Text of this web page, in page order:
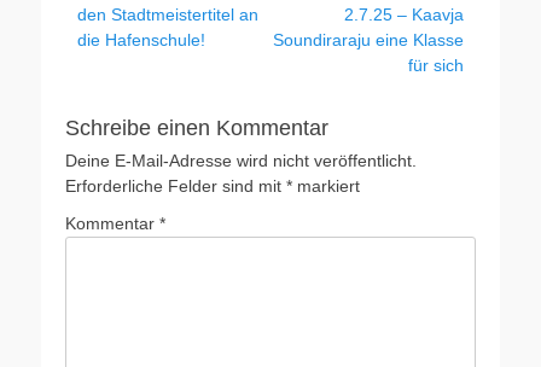
Beitrag:
den Stadtmeistertitel an
die Hafenschule!
2.7.25 – Kaavja
Soundiraraju eine Klasse
für sich
Schreibe einen Kommentar
Deine E-Mail-Adresse wird nicht veröffentlicht.
Erforderliche Felder sind mit * markiert
Kommentar *